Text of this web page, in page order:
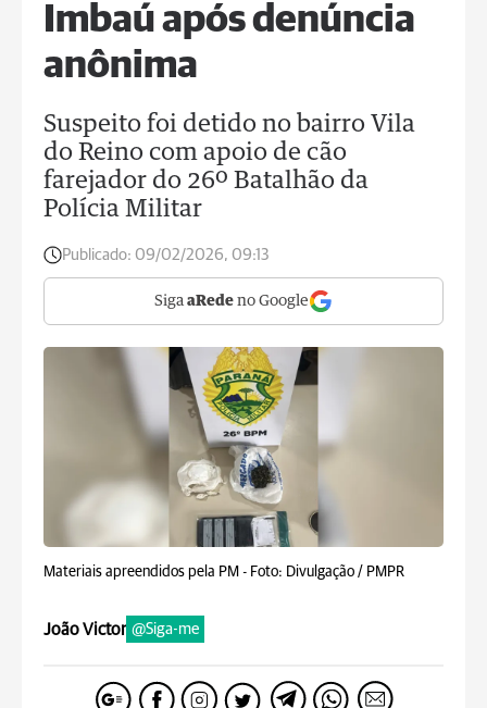
Imbaú após denúncia
anônima
Suspeito foi detido no bairro Vila
do Reino com apoio de cão
farejador do 26º Batalhão da
Polícia Militar
Publicado: 09/02/2026, 09:13
Siga aRede no Google
Materiais apreendidos pela PM - Foto: Divulgação / PMPR
João Victor @Siga-me